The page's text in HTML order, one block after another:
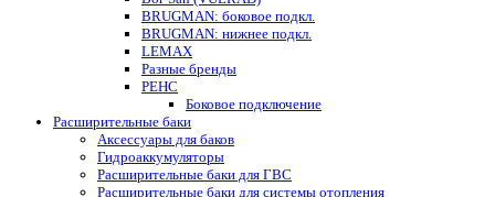
BRUGMAN: боковое подкл.
BRUGMAN: нижнее подкл.
LEMAX
Разные бренды
РЕНС
Боковое подключение
Расширительные баки
Аксессуары для баков
Гидроаккумуляторы
Расширительные баки для ГВС
Расширительные баки для системы отопления